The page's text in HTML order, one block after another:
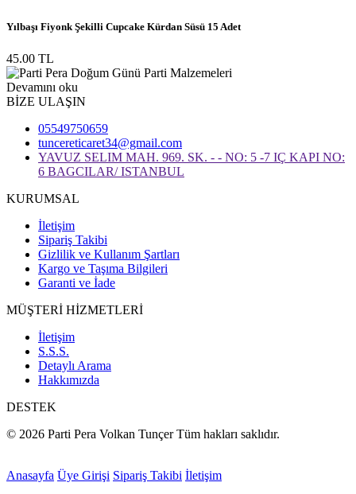
Yılbaşı Fiyonk Şekilli Cupcake Kürdan Süsü 15 Adet
45.00 TL
Devamını oku
BİZE ULAŞIN
05549750659
tuncereticaret34@gmail.com
YAVUZ SELIM MAH. 969. SK. - - NO: 5 -7 IÇ KAPI NO:
6 BAGCILAR/ ISTANBUL
KURUMSAL
İletişim
Sipariş Takibi
Gizlilik ve Kullanım Şartları
Kargo ve Taşıma Bilgileri
Garanti ve İade
MÜŞTERİ HİZMETLERİ
İletişim
S.S.S.
Detaylı Arama
Hakkımızda
DESTEK
© 2026 Parti Pera Volkan Tunçer Tüm hakları saklıdır.
Anasayfa Üye Girişi Sipariş Takibi İletişim